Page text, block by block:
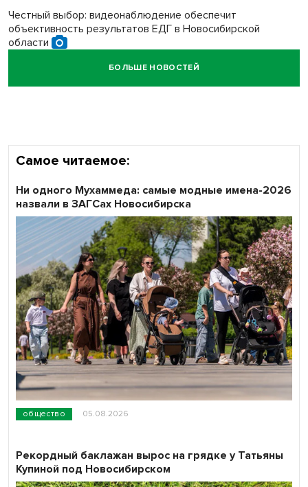
Честный выбор: видеонаблюдение обеспечит
объективность результатов ЕДГ в Новосибирской
области
Кибертанки пошли в бой: «Ростелеком» объявляет
БОЛЬШЕ НОВОСТЕЙ
Самое читаемое:
общество 05.08.2026
Ни одного Мухаммеда: самые модные имена-2026
назвали в ЗАГСах Новосибирска
Рекордный баклажан вырос на грядке у Татьяны
Купиной под Новосибирском